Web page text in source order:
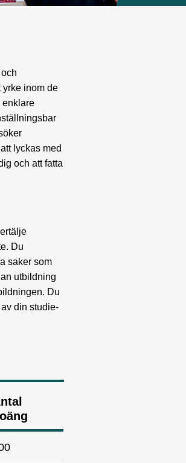
yrke inom de
enklare
lyckas med
och att fatta
Du
saker som
utbildning
Du
din studie-